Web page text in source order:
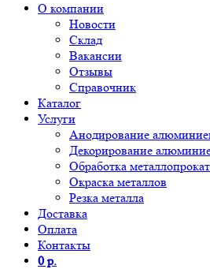
О компании
Новости
Склад
Вакансии
Отзывы
Справочник
Каталог
Услуги
Анодирование
Декорирование
Обработка
Окраска металлов
Резка металла
Доставка
Оплата
Контакты
0 р.